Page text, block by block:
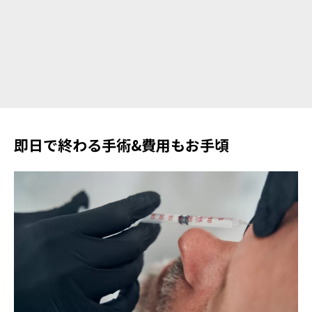
即日で終わる手術&費用もお手頃